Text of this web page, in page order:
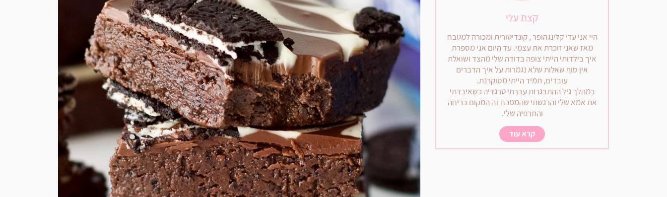
קצת עלי
היי אני עדי קלינגהופר , קונדיטורית ומכורה למטבח
מאז שאני זוכרת את עצמי. עד היום אני מספרת
איך בילדותי הייתי צופה בדודה שלי מהצד ושואלת
אין סוף שאלות שלא נגמרות על איך הדברים
עובדים, תמיד הייתי מסוקרנת.
במהלך גיל ההתבגרות עברתי טרגדיה כשאיבדתי
את אמא שלי והרגשתי שהמטבח זה המקום בריחה
והתרפיה שלי.
קרא עוד